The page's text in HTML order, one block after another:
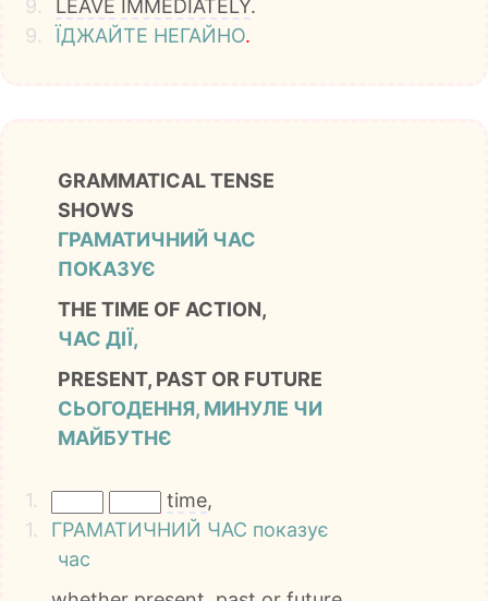
9. LEAVE IMMEDIATELY.
9.
ЇДЖАЙТЕ НЕГАЙНО.
GRAMMATICAL TENSE
SHOWS
ГРАМАТИЧНИЙ ЧАС
ПОКАЗУЄ
THE TIME OF ACTION,
ЧАС ДІЇ,
PRESENT, PAST OR FUTURE
СЬОГОДЕННЯ, МИНУЛЕ ЧИ
МАЙБУТНЄ
1. time,
1.
ГРАМАТИЧНИЙ ЧАС показує
час